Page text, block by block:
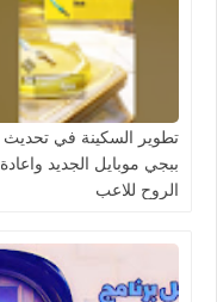
تطوير السكينة في تحديث
ببجي موبايل الجديد واعادة
الروح للاعب